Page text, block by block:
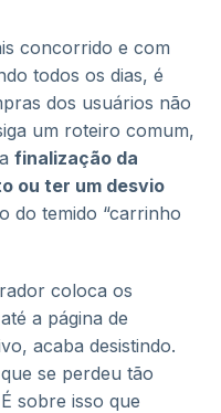
concorrido e com
todos os dias, é
dos usuários não
um roteiro comum,
finalização da
ou ter um desvio
do temido “carrinho
coloca os
a página de
acaba desistindo.
se perdeu tão
sobre isso que